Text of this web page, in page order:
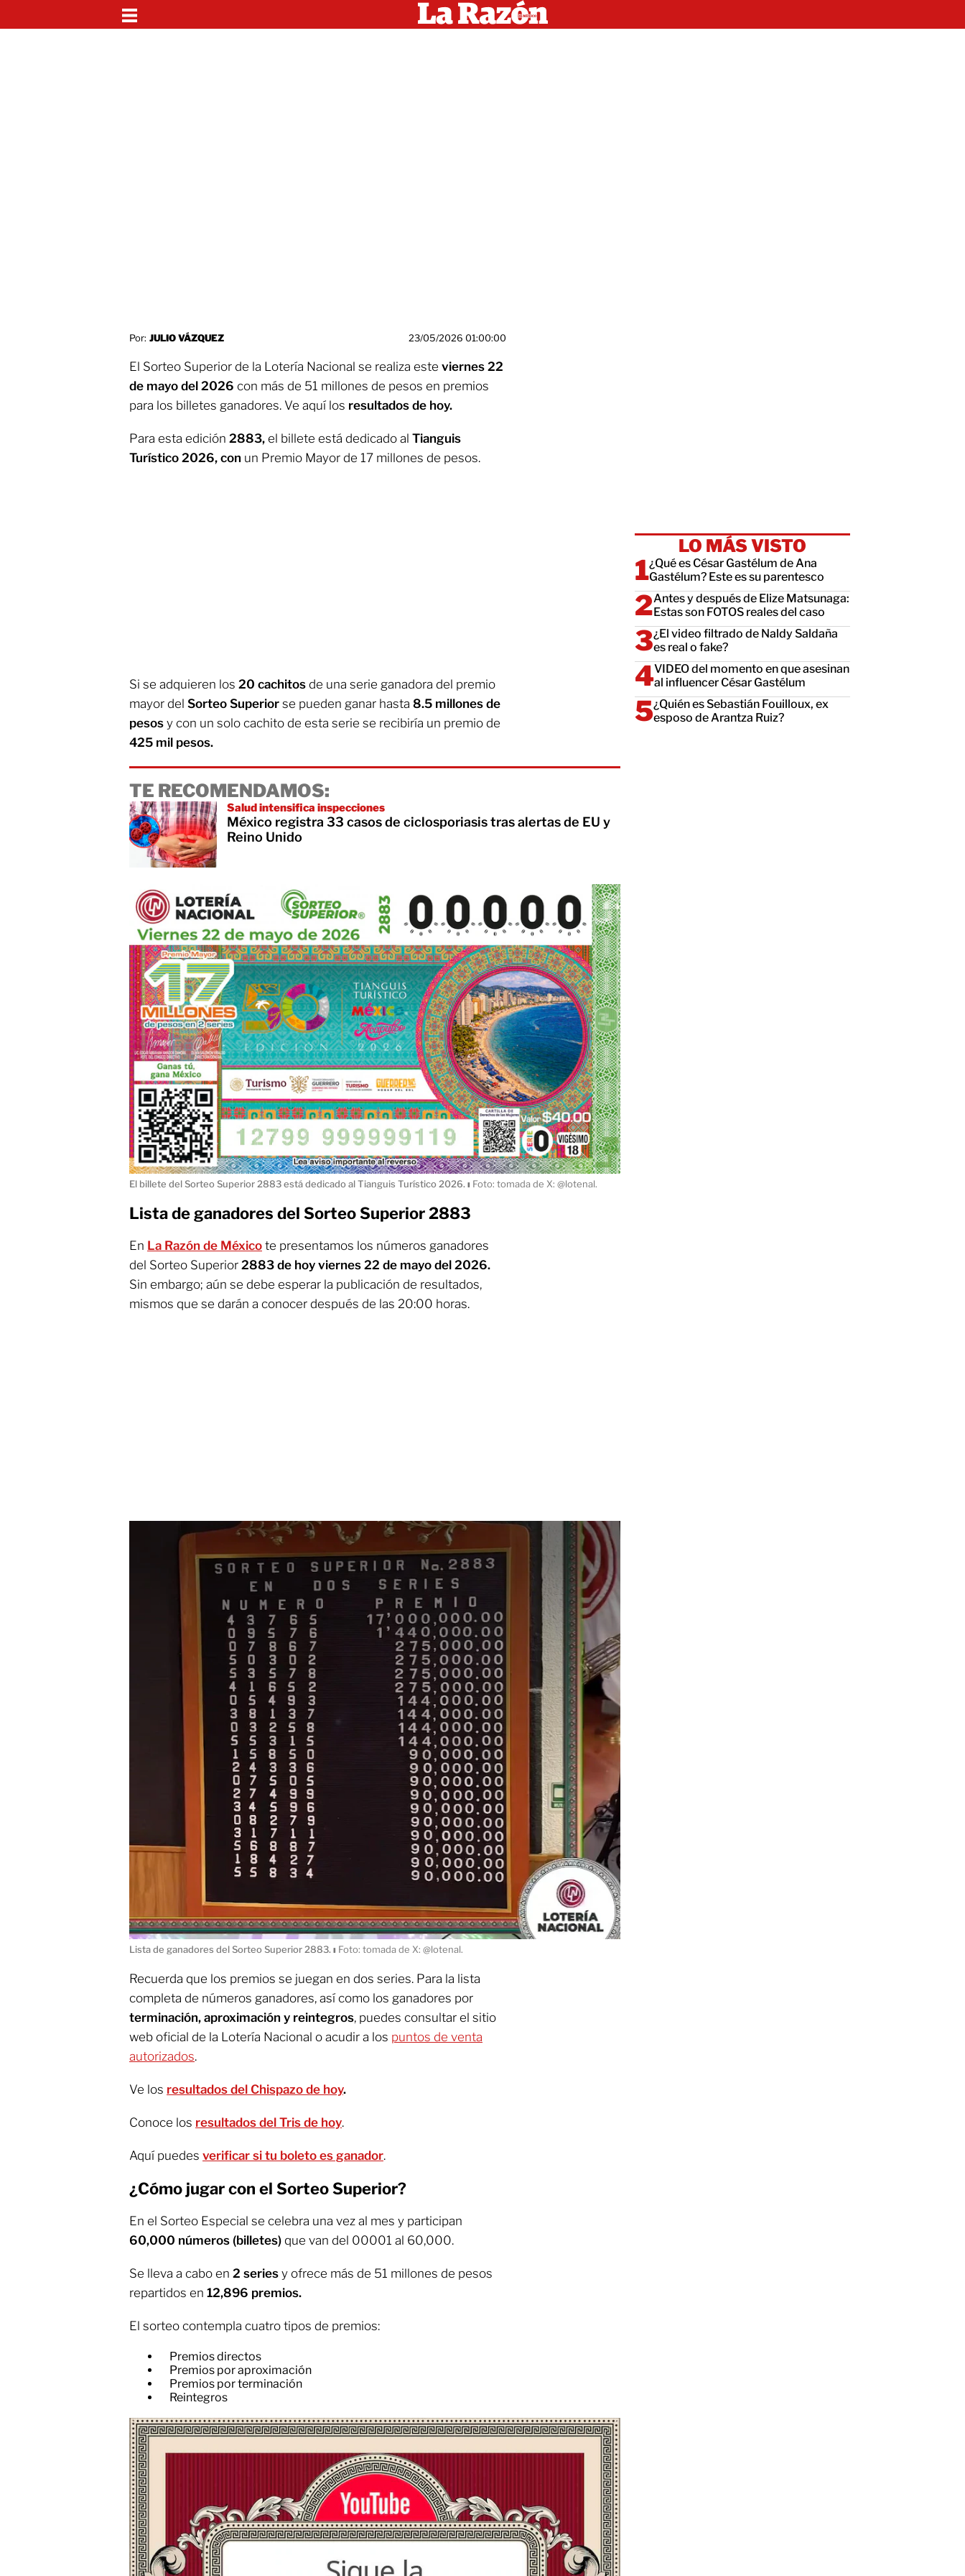
Por: JULIO VÁZQUEZ 23/05/2026 01:00:00
El Sorteo Superior de la Lotería Nacional se realiza este viernes 22
de mayo del 2026 con más de 51 millones de pesos en premios
para los billetes ganadores. Ve aquí los resultados de hoy.
Para esta edición 2883, el billete está dedicado al Tianguis
Turístico 2026, con un Premio Mayor de 17 millones de pesos.
Si se adquieren los 20 cachitos de una serie ganadora del premio
mayor del Sorteo Superior se pueden ganar hasta 8.5 millones de
pesos y con un solo cachito de esta serie se recibiría un premio de
425 mil pesos.
TE RECOMENDAMOS:
Salud intensifica inspecciones
México registra 33 casos de ciclosporiasis tras alertas de EU y
Reino Unido
El billete del Sorteo Superior 2883 está dedicado al Tianguis Turístico 2026. ı Foto: tomada de X: @lotenal.
Lista de ganadores del Sorteo Superior 2883
En La Razón de México te presentamos los números ganadores
del Sorteo Superior 2883 de hoy viernes 22 de mayo del 2026.
Sin embargo; aún se debe esperar la publicación de resultados,
mismos que se darán a conocer después de las 20:00 horas.
Lista de ganadores del Sorteo Superior 2883.ı Foto: tomada de X: @lotenal.
Recuerda que los premios se juegan en dos series. Para la lista
completa de números ganadores, así como los ganadores por
terminación, aproximación y reintegros, puedes consultar el sitio
web oficial de la Lotería Nacional o acudir a los puntos de venta
autorizados.
Ve los resultados del Chispazo de hoy.
Conoce los resultados del Tris de hoy.
Aquí puedes verificar si tu boleto es ganador.
¿Cómo jugar con el Sorteo Superior?
En el Sorteo Especial se celebra una vez al mes y participan
60,000 números (billetes) que van del 00001 al 60,000.
Se lleva a cabo en 2 series y ofrece más de 51 millones de pesos
repartidos en 12,896 premios.
El sorteo contempla cuatro tipos de premios:
Premios directos
Premios por aproximación
Premios por terminación
Reintegros
LO MÁS VISTO
¿Qué es César Gastélum de Ana
Gastélum? Este es su parentesco
Antes y después de Elize Matsunaga:
Estas son FOTOS reales del caso
¿El video filtrado de Naldy Saldaña
es real o fake?
VIDEO del momento en que asesinan
al influencer César Gastélum
¿Quién es Sebastián Fouilloux, ex
esposo de Arantza Ruiz?